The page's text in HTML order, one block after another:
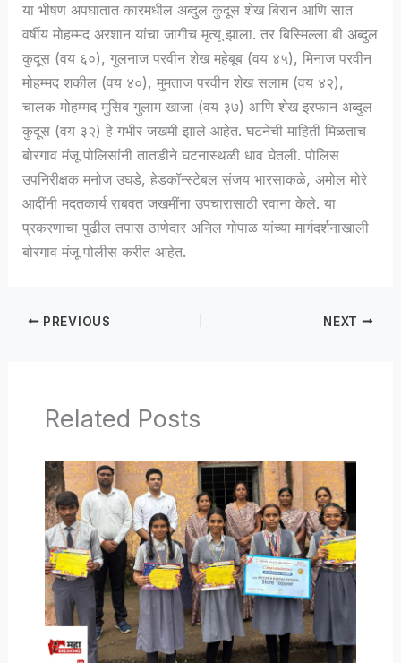
या भीषण अपघातात कारमधील अब्दुल कुदूस शेख बिरान आणि सात
वर्षीय मोहम्मद अरशान यांचा जागीच मृत्यू झाला. तर बिस्मिल्ला बी अब्दुल
कुदूस (वय ६०), गुलनाज परवीन शेख महेबूब (वय ४५), मिनाज परवीन
मोहम्मद शकील (वय ४०), मुमताज परवीन शेख सलाम (वय ४२),
चालक मोहम्मद मुसिब गुलाम खाजा (वय ३७) आणि शेख इरफान अब्दुल
कुदूस (वय ३२) हे गंभीर जखमी झाले आहेत. घटनेची माहिती मिळताच
बोरगाव मंजू पोलिसांनी तातडीने घटनास्थळी धाव घेतली. पोलिस
उपनिरीक्षक मनोज उघडे, हेडकॉन्स्टेबल संजय भारसाकळे, अमोल मोरे
आदींनी मदतकार्य राबवत जखमींना उपचारासाठी रवाना केले. या
प्रकरणाचा पुढील तपास ठाणेदार अनिल गोपाळ यांच्या मार्गदर्शनाखाली
बोरगाव मंजू पोलीस करीत आहेत.
PREVIOUS NEXT
Related Posts